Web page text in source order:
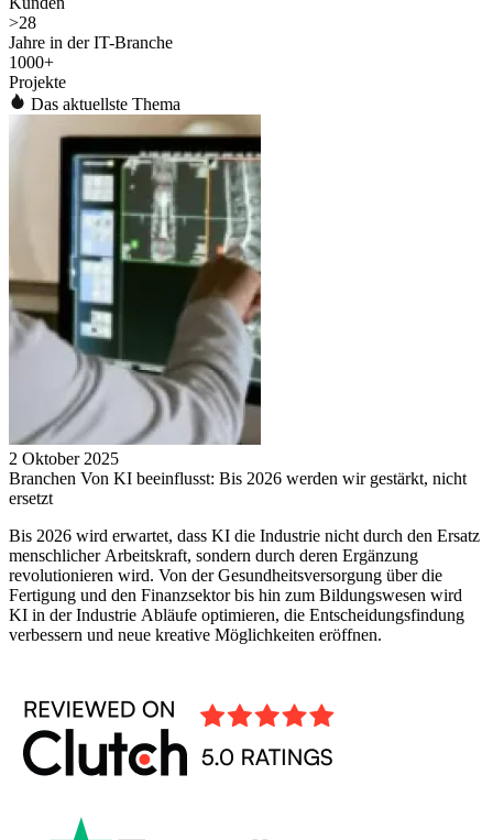
>28
Jahre in der IT-Branche
1000+
Projekte
Das aktuellste Thema
2 Oktober 2025
Branchen Von KI beeinflusst: Bis 2026 werden wir gestärkt, nicht
ersetzt
Bis 2026 wird erwartet, dass KI die Industrie nicht durch den Ersatz
menschlicher Arbeitskraft, sondern durch deren Ergänzung
revolutionieren wird. Von der Gesundheitsversorgung über die
Fertigung und den Finanzsektor bis hin zum Bildungswesen wird
KI in der Industrie Abläufe optimieren, die Entscheidungsfindung
verbessern und neue kreative Möglichkeiten eröffnen.